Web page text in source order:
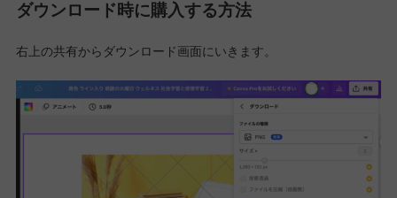
ダウンロード時に購入する方法
右上の共有からダウンロード画面にいきます。